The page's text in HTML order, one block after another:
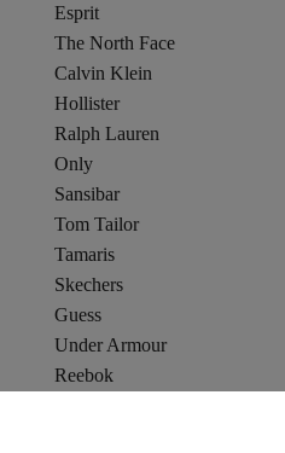
Esprit
The North Face
Calvin Klein
Hollister
Ralph Lauren
Only
Sansibar
Tom Tailor
Tamaris
Skechers
Guess
Under Armour
Reebok